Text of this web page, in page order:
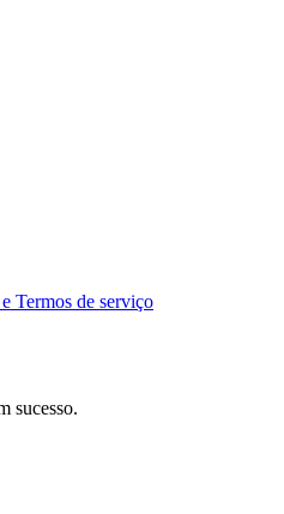
Termos de serviço
sucesso.